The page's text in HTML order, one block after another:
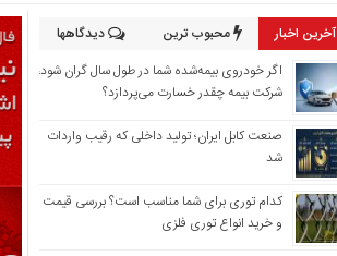
آخرین اخبار محبوب ترین
دیدگاهها
اگر خودروی بیمه‌شده شما در طول سال گران شود،
شرکت بیمه چقدر خسارت می‌پردازد؟
صنعت کابل ایران؛ تولید داخلی که رقیب واردات
شد
کدام توری برای شما مناسب است؟ بررسی قیمت
و خرید انواع توری فلزی